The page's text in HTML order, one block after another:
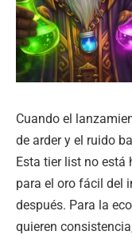
Cuando el
de arder y el ruido
Esta tier list no está
para el oro fácil del
después. Para la
quieren